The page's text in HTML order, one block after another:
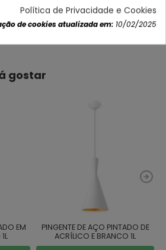
do produto
gostar
EM
PINGENTE DE AÇO PINTADO DE
ACRÍLICO E BRANCO 1L
Política de Privacidade e Cookies
de cookies atualizada em: 10/02/2025